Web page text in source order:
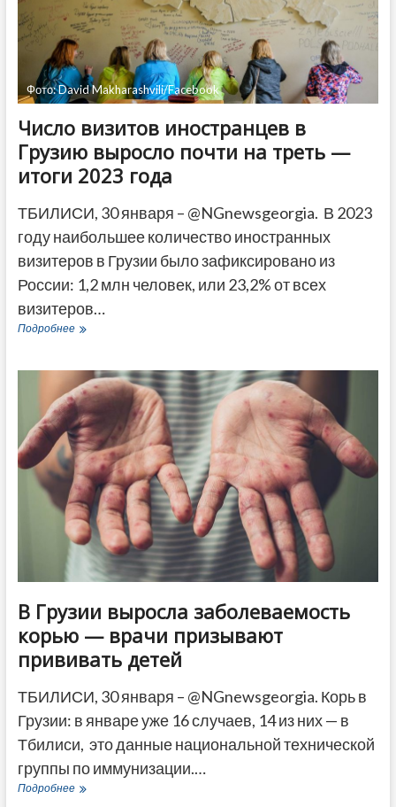
Фото: David Makharashvili/Facebook
Число визитов иностранцев в
Грузию выросло почти на треть —
итоги 2023 года
ТБИЛИСИ, 30 января – @NGnewsgeorgia. В 2023
году наибольшее количество иностранных
визитеров в Грузии было зафиксировано из
России: 1,2 млн человек, или 23,2% от всех
визитеров…
ПодробнееЧисло
в
Грузию
выросло
почти
на
треть
—
итоги
2023
года
В Грузии выросла заболеваемость
корью — врачи призывают
прививать детей
ТБИЛИСИ, 30 января – @NGnewsgeorgia. Корь в
Грузии: в январе уже 16 случаев, 14 из них — в
Тбилиси, это данные национальной технической
группы по иммунизации.…
ПодробнееВ